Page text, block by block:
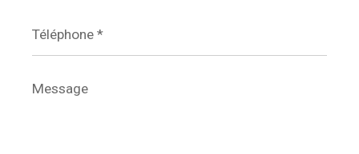
*
Message
*